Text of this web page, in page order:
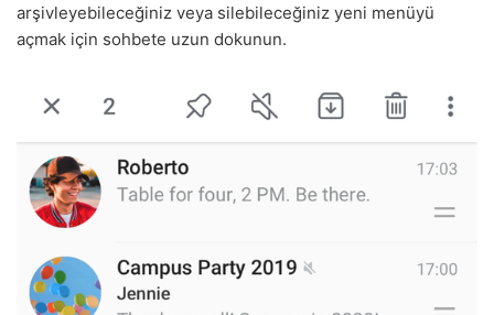
arşivleyebileceğiniz veya silebileceğiniz yeni menüyü
açmak için sohbete uzun dokunun.